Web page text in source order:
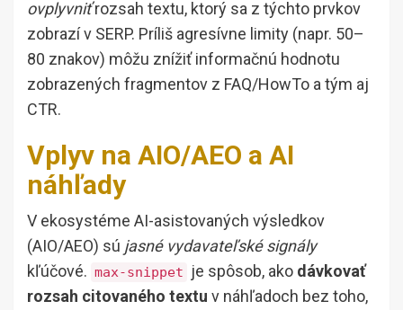
ovplyvniťrozsah textu, ktorý sa z týchto prvkov
zobrazí v SERP. Príliš agresívne limity (napr. 50–
80 znakov) môžu znížiť informačnú hodnotu
zobrazených fragmentov z FAQ/HowTo a tým aj
CTR.
Vplyv na AIO/AEO a AI
náhľady
V ekosystéme AI-asistovaných výsledkov
(AIO/AEO) sú jasné vydavateľské signály
kľúčové. max-snippet je spôsob, ako dávkovať
rozsah citovaného textu v náhľadoch bez toho,